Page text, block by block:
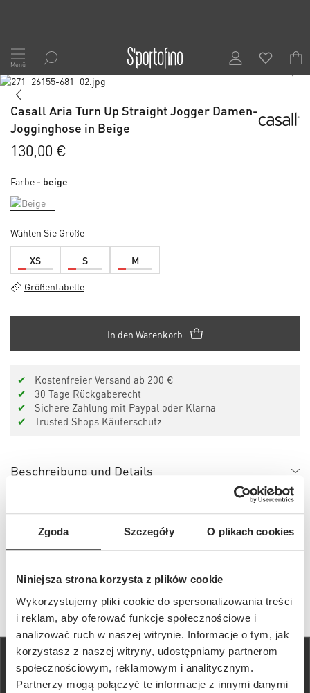
Zgoda Szczegóły O plikach cookies
Niniejsza strona korzysta z plików cookie
Wykorzystujemy pliki cookie do spersonalizowania treści
i reklam, aby oferować funkcje społecznościowe i
analizować ruch w naszej witrynie. Informacje o tym, jak
korzystasz z naszej witryny, udostępniamy partnerom
społecznościowym, reklamowym i analitycznym.
Partnerzy mogą połączyć te informacje z innymi danymi
Zum
Inhalt
springen
Menü
Skip
the
end
the
images
1/7
Skip
the
beginning
gallery
Casall Aria Turn Up Straight Jogger Damen-
Jogginghose in Beige
130,00 €
Farbe - beige
Wählen Sie Größe
XS S M
Größentabelle
In den Warenkorb
✔
Kostenfreier Versand ab 200 €
✔
30 Tage Rückgaberecht
✔
Sichere Zahlung mit Paypal oder Klarna
✔
Trusted Shops Käuferschutz
Beschreibung und Details
Details
Passform